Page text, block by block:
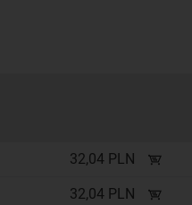
32,04 PLN
32,04 PLN